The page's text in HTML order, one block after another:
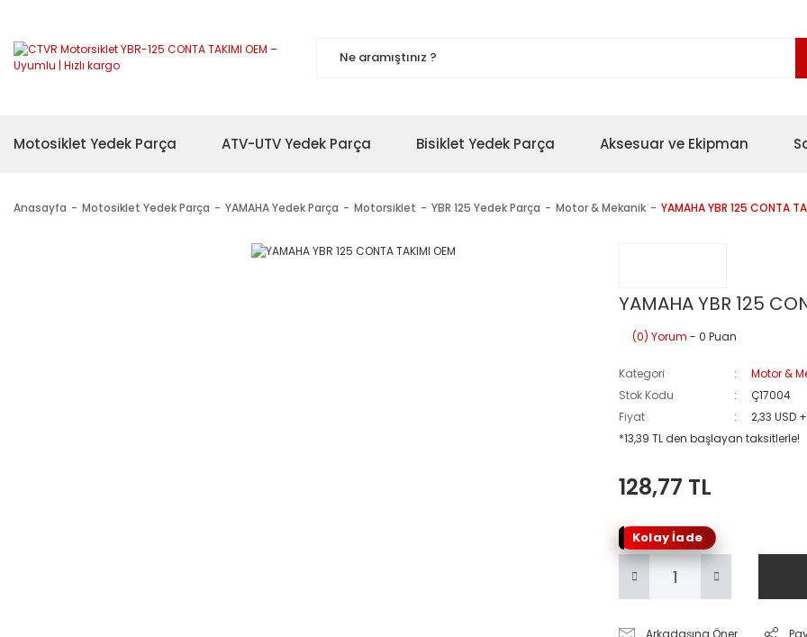
Motosiklet Yedek Parça ATV-UTV Yedek Parça Bisiklet Yedek Parça Aksesuar ve Ekipman
Anasayfa Motosiklet Yedek Parça YAMAHA Yedek Parça Motorsiklet YBR 125 Yedek Parça Motor & Mekanik YAMAHA YBR 125 CONTA
YAMAHA YBR 125
(0) Yorum - 0 Puan
Kategori
Motor &
Stok Kodu
Ç17004
Fiyat
2,33 USD
*13,39 TL den başlayan taksitlerle!
128,77 TL
Kolay İade
Arkadaşına Öner